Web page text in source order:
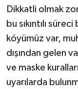
Dikkatli olmak
bu sıkıntılı
köyümüz var,
dışından gelen
ve maske
uyarılarda